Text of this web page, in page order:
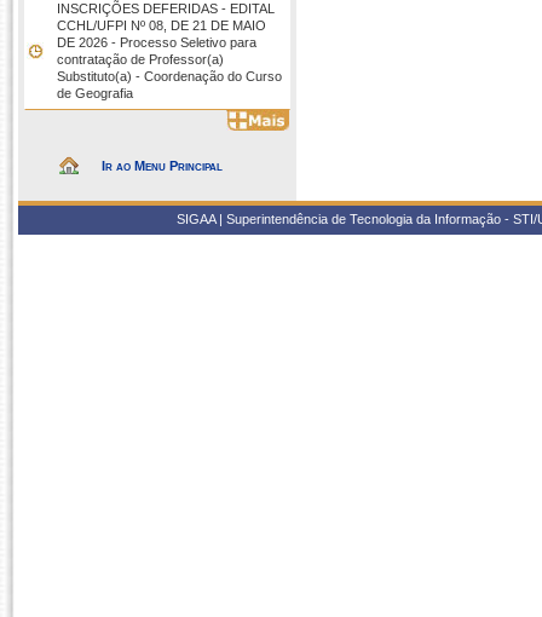
INSCRIÇÕES DEFERIDAS - EDITAL
CCHL/UFPI Nº 08, DE 21 DE MAIO
DE 2026 - Processo Seletivo para
contratação de Professor(a)
Substituto(a) - Coordenação do Curso
de Geografia
Ir ao Menu Principal
SIGAA | Superintendência de Tecnologia da Informação -